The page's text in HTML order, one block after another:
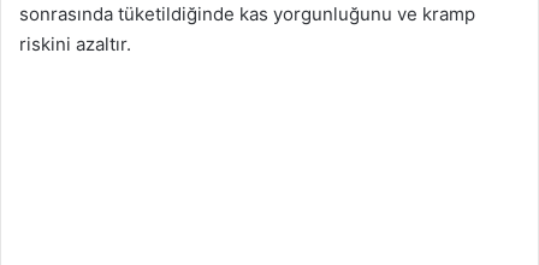
sonrasında tüketildiğinde kas yorgunluğunu ve kramp
riskini azaltır.